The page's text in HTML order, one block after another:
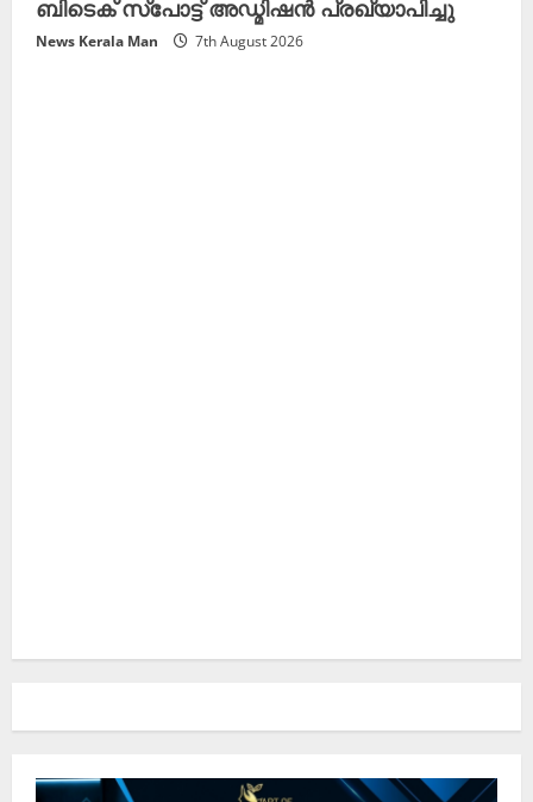
ബിടെക് സ്പോട്ട് അഡ്മിഷൻ പ്രഖ്യാപിച്ചു
News Kerala Man 7th August 2026